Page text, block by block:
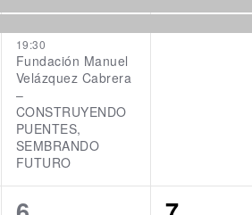
19:30
Fundación Manuel
Velázquez Cabrera
–
CONSTRUYENDO
PUENTES,
SEMBRANDO
FUTURO